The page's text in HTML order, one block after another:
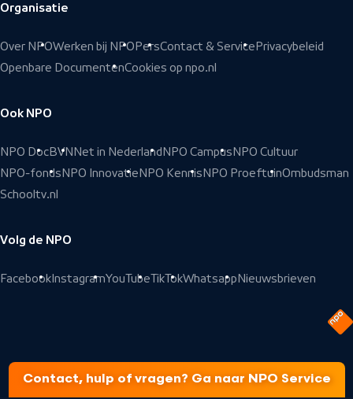
Organisatie
Over NPOWerken bij NPO PersContact & Service Privacybeleid
Openbare DocumentenCookies op npo.nl
Ook NPO
NPO DocBVN Net in Nederland NPO Campus NPO Cultuur
NPO-fonds NPO Innovatie NPO Kennis NPO ProeftuinOmbudsman
Schooltv.nl
Volg de NPO
Facebook InstagramYouTubeTikTokWhatsapp Nieuwsbrieven
Contact, hulp of vragen? Ga naar NPO Service